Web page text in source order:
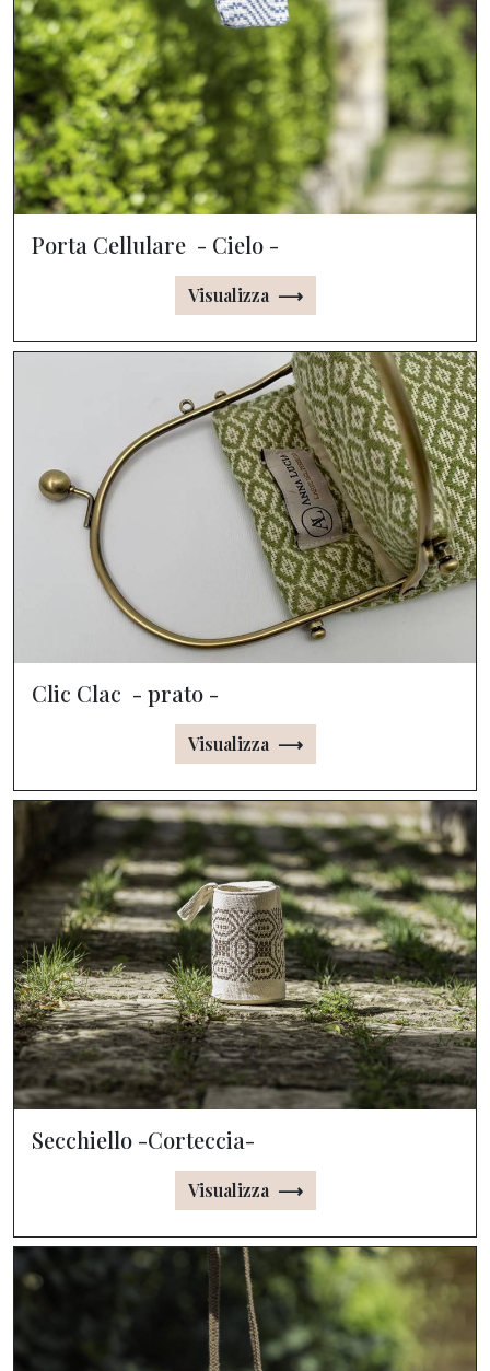
Porta Cellulare - Cielo -
Visualizza ⟶
Clic Clac - prato -
Visualizza ⟶
Secchiello -Corteccia-
Visualizza ⟶